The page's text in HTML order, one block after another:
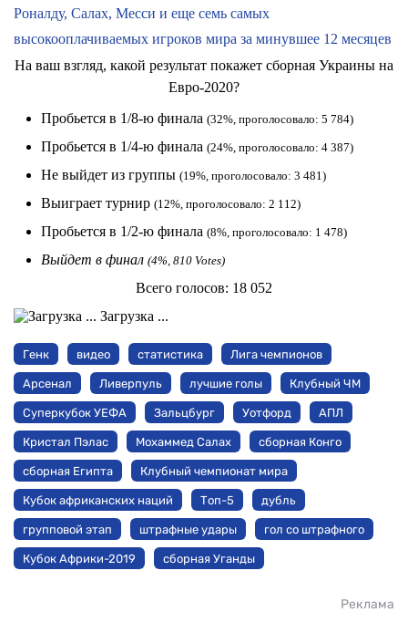
Роналду, Салах, Месси и еще семь самых
высокооплачиваемых игроков мира за минувшее 12 месяцев
На ваш взгляд, какой результат покажет сборная Украины на
Евро-2020?
Пробьется в 1/8-ю финала (32%, проголосовало: 5 784)
Пробьется в 1/4-ю финала (24%, проголосовало: 4 387)
Не выйдет из группы (19%, проголосовало: 3 481)
Выиграет турнир (12%, проголосовало: 2 112)
Пробьется в 1/2-ю финала (8%, проголосовало: 1 478)
Выйдет в финал (4%, 810 Votes)
Всего голосов: 18 052
Загрузка ...
Генк видео статистика Лига чемпионов
Арсенал Ливерпуль лучшие голы Клубный ЧМ
Суперкубок УЕФА Зальцбург Уотфорд АПЛ
Кристал Пэлас Мохаммед Салах сборная Конго
сборная Египта Клубный чемпионат мира
Кубок африканских наций Топ-5 дубль
групповой этап штрафные удары гол со штрафного
Кубок Африки-2019 сборная Уганды
Реклама